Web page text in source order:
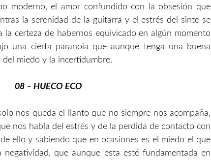
moderno, el amor confundido con la obsesión que
la serenidad de la guitarra y el estrés del sinte se
certeza de habernos equivicado en algún momento
una cierta paranoia que aunque tenga una buena
miedo y la incertidumbre.
08 – HUECO ECO
nos queda el llanto que no siempre nos acompaña,
nos habla del estrés y de la perdida de contacto con
ello y sabiendo que en ocasiones es el miedo el que
que aunque esta esté fundamentada en